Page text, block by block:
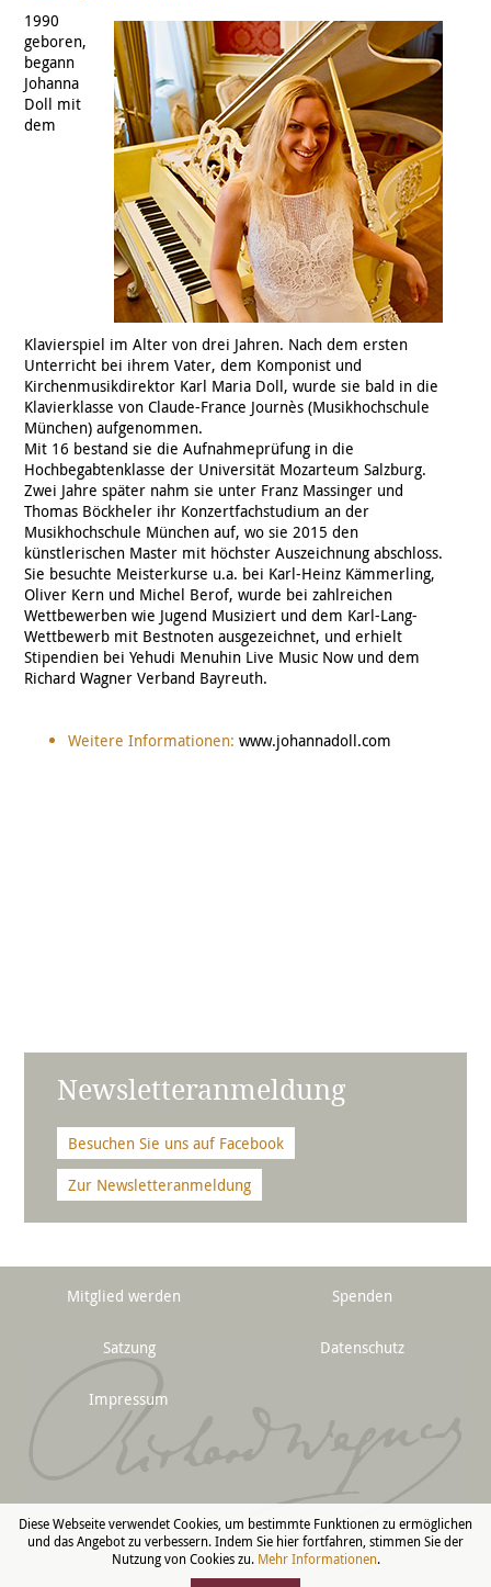
1990
geboren,
begann
Johanna
Doll mit
dem
Klavierspiel im Alter von drei Jahren. Nach dem ersten
Unterricht bei ihrem Vater, dem Komponist und
Kirchenmusikdirektor Karl Maria Doll, wurde sie bald in die
Klavierklasse von Claude-France Journès (Musikhochschule
München) aufgenommen.
Mit 16 bestand sie die Aufnahmeprüfung in die
Hochbegabtenklasse der Universität Mozarteum Salzburg.
Zwei Jahre später nahm sie unter Franz Massinger und
Thomas Böckheler ihr Konzertfachstudium an der
Musikhochschule München auf, wo sie 2015 den
künstlerischen Master mit höchster Auszeichnung abschloss.
Sie besuchte Meisterkurse u.a. bei Karl-Heinz Kämmerling,
Oliver Kern und Michel Berof, wurde bei zahlreichen
Wettbewerben wie Jugend Musiziert und dem Karl-Lang-
Wettbewerb mit Bestnoten ausgezeichnet, und erhielt
Stipendien bei Yehudi Menuhin Live Music Now und dem
Richard Wagner Verband Bayreuth.
Weitere Informationen:www.johannadoll.com
Newsletteranmeldung
Besuchen Sie uns auf Facebook
Zur Newsletteranmeldung
Mitglied werden Spenden
Satzung Datenschutz
Impressum
Diese Webseite verwendet Cookies, um bestimmte Funktionen zu ermöglichen
und das Angebot zu verbessern. Indem Sie hier fortfahren, stimmen Sie der
Nutzung von Cookies zu. Mehr Informationen.